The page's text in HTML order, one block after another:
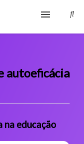
autoeficácia
na educação